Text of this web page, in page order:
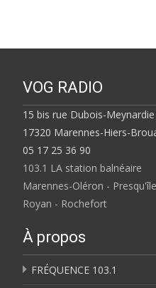
VOG RADIO
15 bis rue Dubois-Meynardie
17320 Marennes-Hiers-
05 17 25 36 90
103.1 LA station balnéaire
Marennes-Oléron -
Royan - Rochefort
À propos
FRÉQUENCE 103.1